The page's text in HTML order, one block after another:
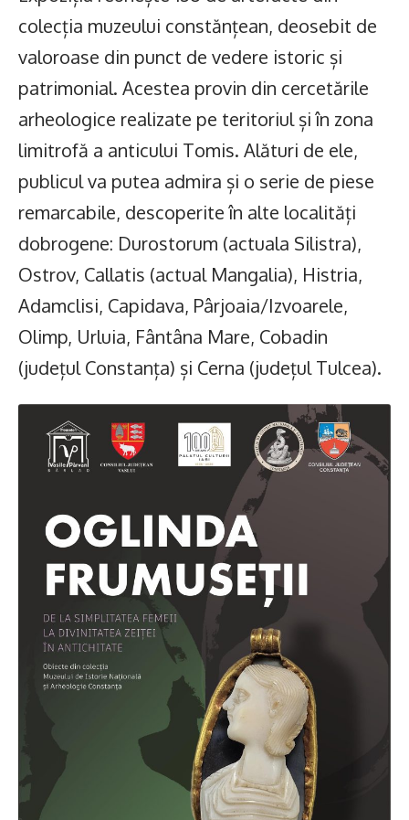
colecția muzeului constănțean, deosebit de
valoroase din punct de vedere istoric și
patrimonial. Acestea provin din cercetările
arheologice realizate pe teritoriul și în zona
limitrofă a anticului Tomis. Alături de ele,
publicul va putea admira și o serie de piese
remarcabile, descoperite în alte localități
dobrogene: Durostorum (actuala Silistra),
Ostrov, Callatis (actual Mangalia), Histria,
Adamclisi, Capidava, Pârjoaia/Izvoarele,
Olimp, Urluia, Fântâna Mare, Cobadin
(județul Constanța) și Cerna (județul Tulcea).